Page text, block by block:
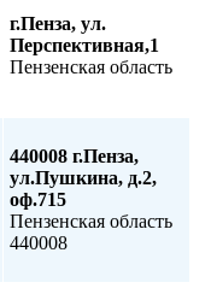
г.Пенза, ул.
Перспективная,1
Пензенская область
440008 г.Пенза,
ул.Пушкина, д.2,
оф.715
Пензенская область
440008